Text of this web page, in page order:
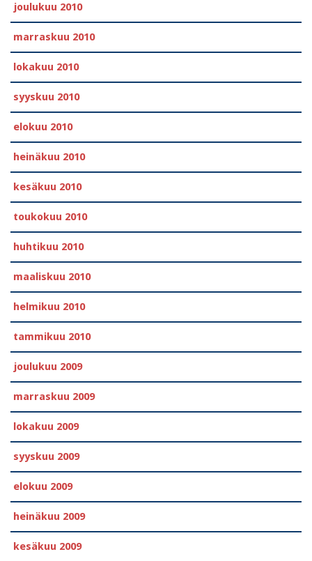
joulukuu 2010
marraskuu 2010
lokakuu 2010
syyskuu 2010
elokuu 2010
heinäkuu 2010
kesäkuu 2010
toukokuu 2010
huhtikuu 2010
maaliskuu 2010
helmikuu 2010
tammikuu 2010
joulukuu 2009
marraskuu 2009
lokakuu 2009
syyskuu 2009
elokuu 2009
heinäkuu 2009
kesäkuu 2009